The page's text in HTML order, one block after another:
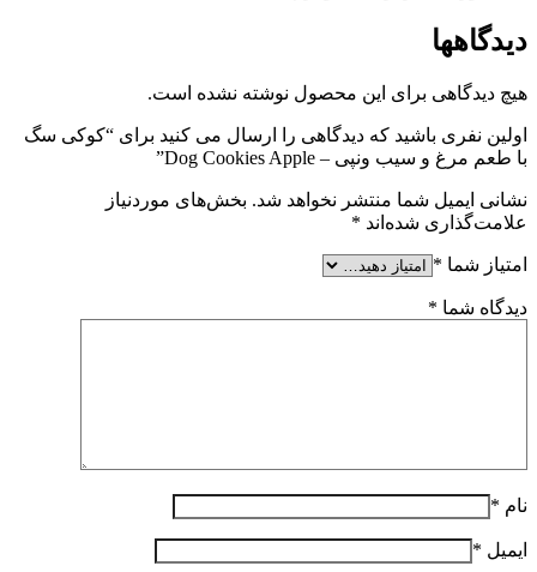
دیدگاهها
هیچ دیدگاهی برای این محصول نوشته نشده است.
اولین نفری باشید که دیدگاهی را ارسال می کنید برای “کوکی سگ
با طعم مرغ و سیب ونپی – Dog Cookies Apple”
نشانی ایمیل شما منتشر نخواهد شد. بخش‌های موردنیاز
علامت‌گذاری شده‌اند *
امتیاز شما *
دیدگاه شما *
نام *
ایمیل *